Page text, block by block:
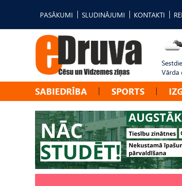
PASĀKUMI SLUDINĀJUMI KONTAKTI
Vārda
SABIEDRĪBA SPORTS